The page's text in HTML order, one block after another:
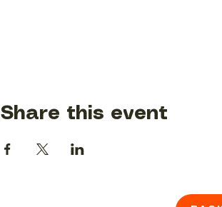
Share this event